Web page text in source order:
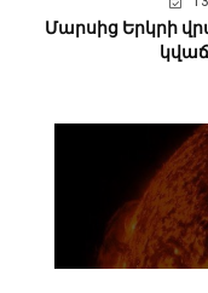
Մարսից Երկրի